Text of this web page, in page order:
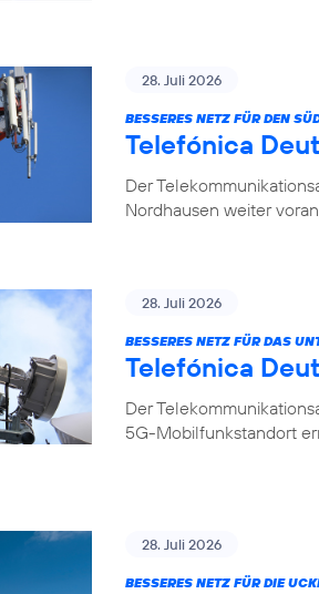
28. Juli 2026
BESSERES NETZ FÜR DEN
Telefónica
Der
Nordhausen weiter voran
28. Juli 2026
BESSERES NETZ FÜR DAS
Telefónica
Der
5G-Mobilfunkstandort
28. Juli 2026
BESSERES NETZ FÜR DIE